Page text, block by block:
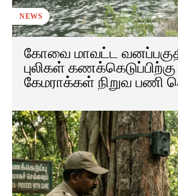
NEWS
கோவை மாவட்ட
புலிகள்
கேமராக்கள் நிறுவ பணி